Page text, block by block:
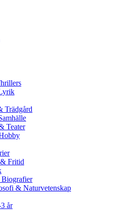
Trädgård
Teater
Fritid
& Naturvetenskap
år